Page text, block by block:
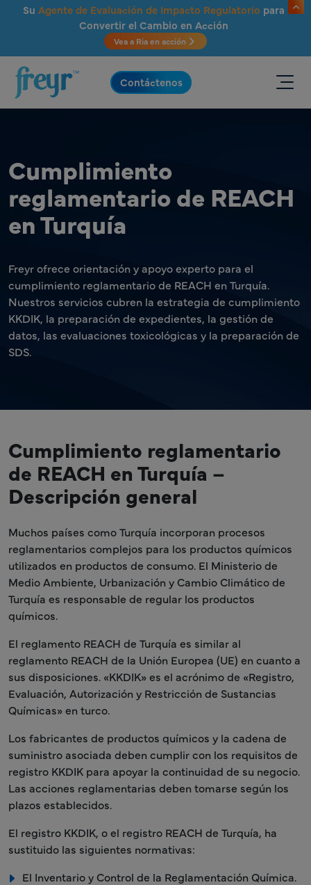
Saltar al contenido principal
Su Agente de Evaluación de Impacto Regulatorio para
Convertir el Cambio en Acción
Vea a Ria en acción
.
Contáctenos
Cumplimiento
reglamentario de REACH
en Turquía
Freyr ofrece orientación y apoyo experto para el
cumplimiento reglamentario de REACH en Turquía.
Nuestros servicios cubren la estrategia de cumplimiento
KKDIK, la preparación de expedientes, la gestión de
datos, las evaluaciones toxicológicas y la preparación de
SDS.
Cumplimiento reglamentario
de REACH en Turquía –
Descripción general
Muchos países como Turquía incorporan procesos
reglamentarios complejos para los productos químicos
utilizados en productos de consumo. El Ministerio de
Medio Ambiente, Urbanización y Cambio Climático de
Turquía es responsable de regular los productos
químicos.
El reglamento REACH de Turquía es similar al
reglamento REACH de la Unión Europea (UE) en cuanto a
sus disposiciones. «KKDIK» es el acrónimo de «Registro,
Evaluación, Autorización y Restricción de Sustancias
Químicas» en turco.
Los fabricantes de productos químicos y la cadena de
suministro asociada deben cumplir con los requisitos de
registro KKDIK para apoyar la continuidad de su negocio.
Las acciones reglamentarias deben tomarse según los
plazos establecidos.
El registro KKDIK, o el registro REACH de Turquía, ha
sustituido las siguientes normativas:
El Inventario y Control de la Reglamentación Química.